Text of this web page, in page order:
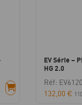
EV Série –
HG 2.0
Réf: EV6120
132,00 €